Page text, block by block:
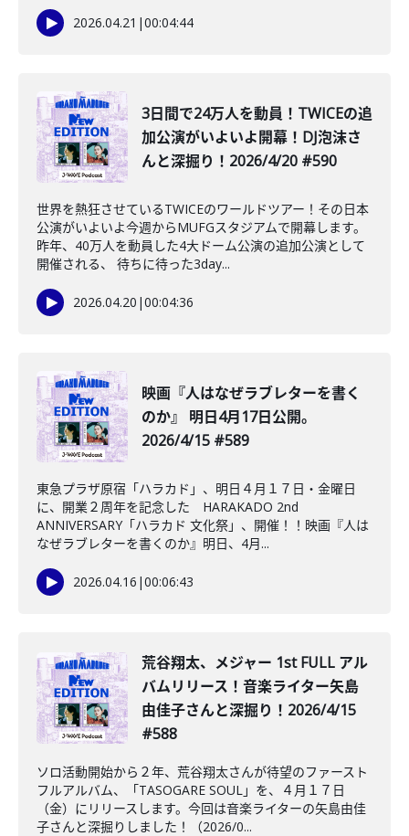
2026.04.21 |00:04:44
️3日間で24万人を動員！TWICEの追
加公演がいよいよ開幕！DJ泡沫さ
んと深掘り！2026/4/20 #590
世界を熱狂させているTWICEのワールドツアー！その日本
公演がいよいよ今週からMUFGスタジアムで開幕します。
昨年、40万人を動員した4大ドーム公演の追加公演として
開催される、 待ちに待った3day...
2026.04.20 |00:04:36
映画『人はなぜラブレターを書く
のか』 明日4月17日公開。
2026/4/15 #589
東急プラザ原宿「ハラカド」、明日４月１７日・金曜日
に、開業２周年を記念した HARAKADO 2nd
ANNIVERSARY「ハラカド 文化祭」、開催！！映画『人は
なぜラブレターを書くのか』明日、4月...
2026.04.16 |00:06:43
荒谷翔太、メジャー 1st FULL アル
バムリリース！音楽ライター矢島
由佳子さんと深掘り！2026/4/15
#588
ソロ活動開始から２年、荒谷翔太さんが待望のファースト
フルアルバム、「TASOGARE SOUL」を、４月１７日
（金）にリリースします。今回は音楽ライターの矢島由佳
子さんと深掘りしました！（2026/0...